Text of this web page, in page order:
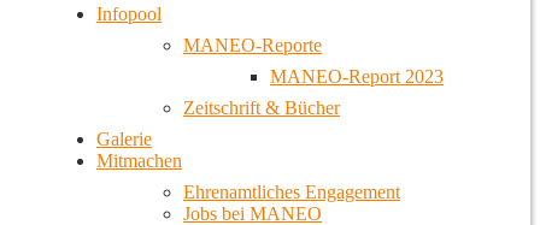
Infopool
MANEO-Reporte
MANEO-Report 2023
Zeitschrift & Bücher
Galerie
Mitmachen
Ehrenamtliches Engagement
Jobs bei MANEO